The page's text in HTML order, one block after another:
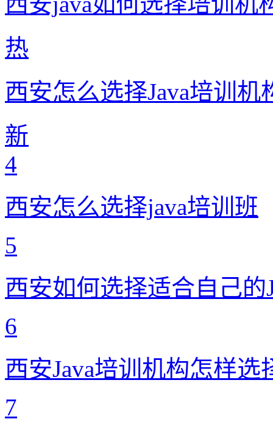
热
西安怎么选择Java培训机
新
4
西安怎么选择java培训班
5
西安如何选择适合自己的
6
西安Java培训机构怎样选
7